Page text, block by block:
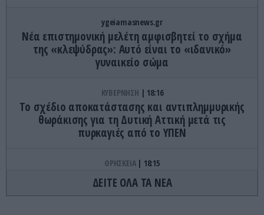
ygeiamasnews.gr
Νέα επιστημονική μελέτη αμφισβητεί το σχήμα
της «κλεψύδρας»: Αυτό είναι το «ιδανικό»
γυναικείο σώμα
ΚΥΒΕΡΝΗΣΗ 18:16
Το σχέδιο αποκατάστασης και αντιπλημμυρικής
θωράκισης για τη Δυτική Αττική μετά τις
πυρκαγιές από το ΥΠΕΝ
ΘΡΗΣΚΕΙΑ 18:15
Άγνωστες προφητείες που συζητούν ακόμη οι
πιστοί
ΔΕΙΤΕ ΟΛΑ ΤΑ ΝΕΑ